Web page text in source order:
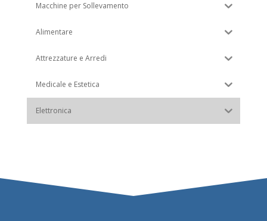
Macchine per Sollevamento
Alimentare
Attrezzature e Arredi
Medicale e Estetica
Elettronica